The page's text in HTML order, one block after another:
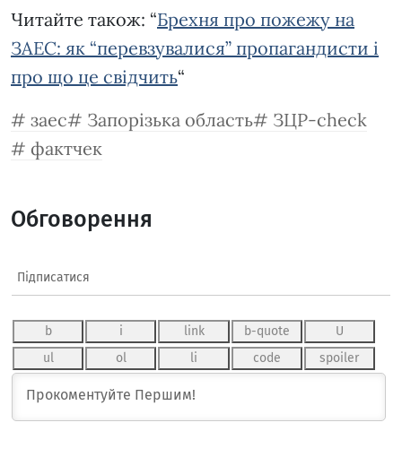
Читайте також: “Брехня про пожежу на
ЗАЕС: як “перевзувалися” пропагандисти і
про що це свідчить“
заес
Запорізька область
ЗЦР-check
фактчек
Обговорення
Підписатися